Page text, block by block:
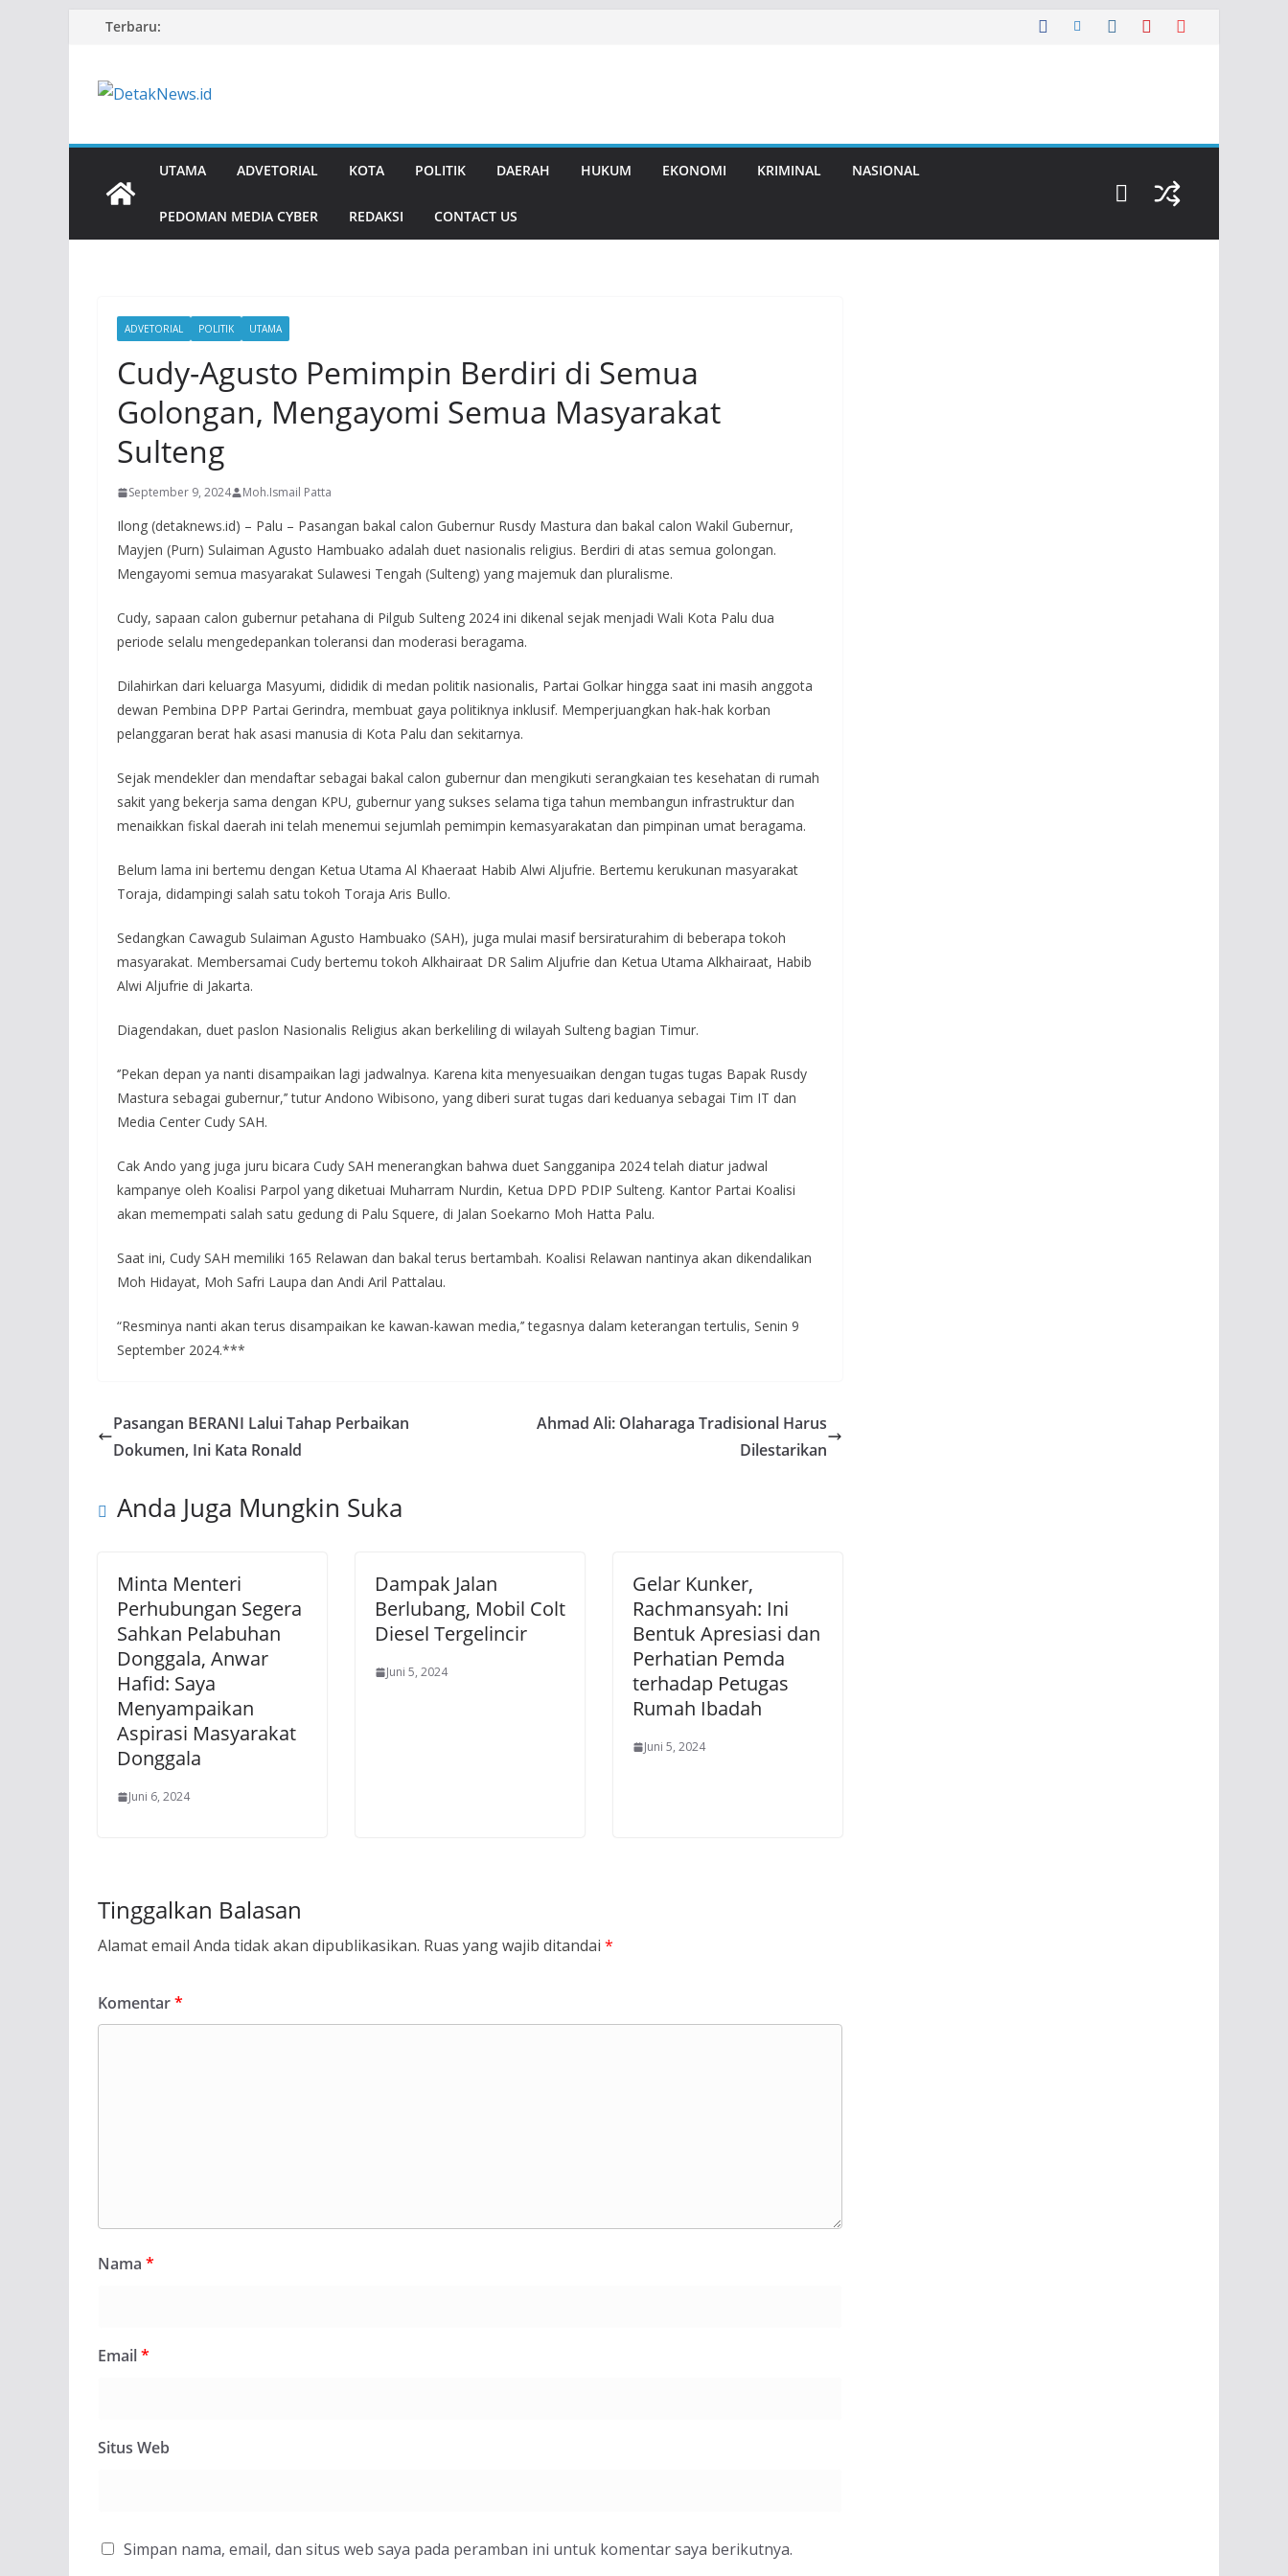
content
Terbaru:
UTAMA ADVETORIAL KOTA POLITIK DAERAH HUKUM EKONOMI KRIMINAL NASIONAL
PEDOMAN MEDIA CYBER REDAKSI CONTACT US
ADVETORIAL POLITIK UTAMA
Cudy-Agusto Pemimpin Berdiri di Semua
Golongan, Mengayomi Semua Masyarakat
Sulteng
September 9, 2024 Moh.Ismail Patta
Ilong (detaknews.id) – Palu – Pasangan bakal calon Gubernur Rusdy Mastura dan bakal calon Wakil Gubernur,
Mayjen (Purn) Sulaiman Agusto Hambuako adalah duet nasionalis religius. Berdiri di atas semua golongan.
Mengayomi semua masyarakat Sulawesi Tengah (Sulteng) yang majemuk dan pluralisme.
Cudy, sapaan calon gubernur petahana di Pilgub Sulteng 2024 ini dikenal sejak menjadi Wali Kota Palu dua
periode selalu mengedepankan toleransi dan moderasi beragama.
Dilahirkan dari keluarga Masyumi, dididik di medan politik nasionalis, Partai Golkar hingga saat ini masih anggota
dewan Pembina DPP Partai Gerindra, membuat gaya politiknya inklusif. Memperjuangkan hak-hak korban
pelanggaran berat hak asasi manusia di Kota Palu dan sekitarnya.
Sejak mendekler dan mendaftar sebagai bakal calon gubernur dan mengikuti serangkaian tes kesehatan di rumah
sakit yang bekerja sama dengan KPU, gubernur yang sukses selama tiga tahun membangun infrastruktur dan
menaikkan fiskal daerah ini telah menemui sejumlah pemimpin kemasyarakatan dan pimpinan umat beragama.
Belum lama ini bertemu dengan Ketua Utama Al Khaeraat Habib Alwi Aljufrie. Bertemu kerukunan masyarakat
Toraja, didampingi salah satu tokoh Toraja Aris Bullo.
Sedangkan Cawagub Sulaiman Agusto Hambuako (SAH), juga mulai masif bersiraturahim di beberapa tokoh
masyarakat. Membersamai Cudy bertemu tokoh Alkhairaat DR Salim Aljufrie dan Ketua Utama Alkhairaat, Habib
Alwi Aljufrie di Jakarta.
Diagendakan, duet paslon Nasionalis Religius akan berkeliling di wilayah Sulteng bagian Timur.
‘’Pekan depan ya nanti disampaikan lagi jadwalnya. Karena kita menyesuaikan dengan tugas tugas Bapak Rusdy
Mastura sebagai gubernur,’’ tutur Andono Wibisono, yang diberi surat tugas dari keduanya sebagai Tim IT dan
Media Center Cudy SAH.
Cak Ando yang juga juru bicara Cudy SAH menerangkan bahwa duet Sangganipa 2024 telah diatur jadwal
kampanye oleh Koalisi Parpol yang diketuai Muharram Nurdin, Ketua DPD PDIP Sulteng. Kantor Partai Koalisi
akan memempati salah satu gedung di Palu Squere, di Jalan Soekarno Moh Hatta Palu.
Saat ini, Cudy SAH memiliki 165 Relawan dan bakal terus bertambah. Koalisi Relawan nantinya akan dikendalikan
Moh Hidayat, Moh Safri Laupa dan Andi Aril Pattalau.
“Resminya nanti akan terus disampaikan ke kawan-kawan media,’’ tegasnya dalam keterangan tertulis, Senin 9
September 2024.***
Pasangan BERANI Lalui Tahap Perbaikan
Dokumen, Ini Kata Ronald
Ahmad Ali: Olaharaga Tradisional Harus
Dilestarikan
Anda Juga Mungkin Suka
Minta Menteri
Perhubungan Segera
Sahkan Pelabuhan
Donggala, Anwar
Hafid: Saya
Menyampaikan
Aspirasi Masyarakat
Donggala
Juni 6, 2024
Dampak Jalan
Berlubang, Mobil Colt
Diesel Tergelincir
Juni 5, 2024
Gelar Kunker,
Rachmansyah: Ini
Bentuk Apresiasi dan
Perhatian Pemda
terhadap Petugas
Rumah Ibadah
Juni 5, 2024
Tinggalkan Balasan
Alamat email Anda tidak akan dipublikasikan. Ruas yang wajib ditandai *
Komentar*
Nama *
Email*
Situs Web
Simpan nama, email, dan situs web saya pada peramban ini untuk komentar saya berikutnya.